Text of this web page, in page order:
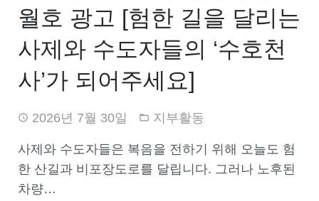
월호 광고 [험한 길을 달리는
사제와 수도자들의 ‘수호천
사’가 되어주세요]
2026년 7월 30일 지부활동
사제와 수도자들은 복음을 전하기 위해 오늘도 험
한 산길과 비포장도로를 달립니다. 그러나 노후된
차량…